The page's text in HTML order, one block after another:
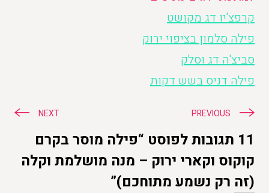
קרפצ'יו דג מקושט
פילה סלמון בציפוי ירוק
סביצ'ה דג וסלק
פילה דניס בשש דקות
ניווטPREVIOUS
NEXT
11 תגובות לפוסט “פילה מוסר בקרם
קוקוס וקארי ירוק – מנה מושלמת וקלה
(זה רק נשמע מתוחכם)”